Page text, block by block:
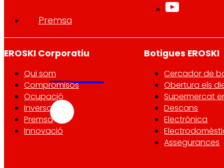
Premsa
Al
EROSKI Corporatiu
Qui som
Compromisos
Ocupació
Inversors
Premsa
Innovació
Botigues EROSKI
Cercador de
Obertura els
Supermercat
Descans
Electrònica
Assegurances